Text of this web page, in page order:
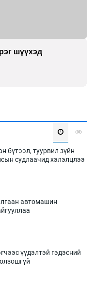
шүүхэд
бүтээл, туурвил зүйн
судлаачид хэлэлцлээ
автомашин
үүдэлтэй гэдэсний